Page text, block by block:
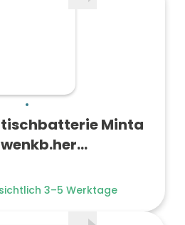
Minta
3–5 Werktage